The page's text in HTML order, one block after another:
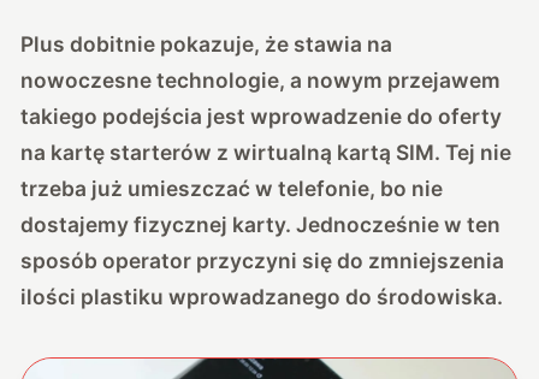
Plus dobitnie pokazuje, że stawia na
nowoczesne technologie, a nowym przejawem
takiego podejścia jest wprowadzenie do oferty
na kartę starterów z wirtualną kartą SIM. Tej nie
trzeba już umieszczać w telefonie, bo nie
dostajemy fizycznej karty. Jednocześnie w ten
sposób operator przyczyni się do zmniejszenia
ilości plastiku wprowadzanego do środowiska.